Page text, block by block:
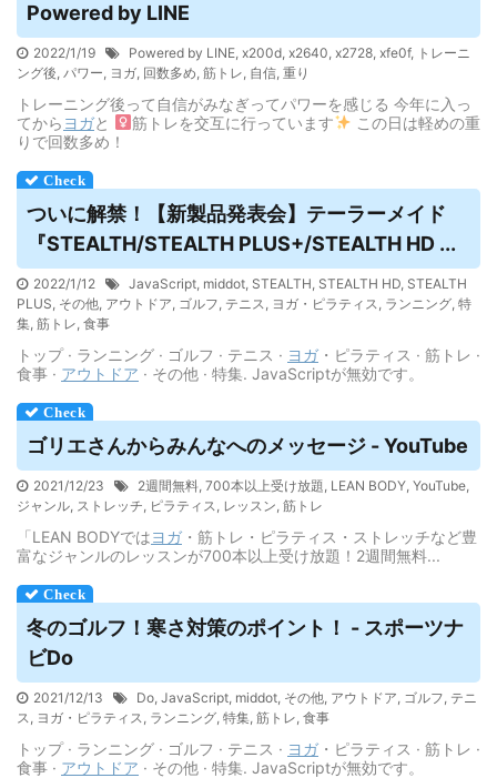
Powered by LINE
2022/1/19 Powered by LINE, x200d, x2640, x2728, xfe0f, トレーニ
ング後, パワー, ヨガ, 回数多め, 筋トレ, 自信, 重り
トレーニング後って自信がみなぎってパワーを感じる 今年に入っ
てから ヨガと ‍ 筋トレを交互に行っています
この日は軽めの重
りで回数多め！
ついに解禁！【新製品発表会】テーラーメイド
『STEALTH/STEALTH PLUS+/STEALTH HD ...
2022/1/12 JavaScript, middot, STEALTH, STEALTH HD, STEALTH
PLUS, その他, アウトドア, ゴルフ, テニス, ヨガ・ピラティス, ランニング, 特
集, 筋トレ, 食事
トップ · ランニング · ゴルフ · テニス · ヨガ ・ピラティス · 筋トレ ·
食事 · アウトドア · その他 · 特集. JavaScriptが無効です。
ゴリエさんからみんなへのメッセージ - YouTube
2021/12/23 2週間無料, 700本以上受け放題, LEAN BODY, YouTube,
ジャンル, ストレッチ, ピラティス, レッスン, 筋トレ
「LEAN BODYではヨガ ・筋トレ・ピラティス・ストレッチなど豊
富なジャンルのレッスンが700本以上受け放題！2週間無料...
冬のゴルフ！寒さ対策のポイント！ - スポーツナ
ビDo
2021/12/13 Do, JavaScript, middot, その他, アウトドア, ゴルフ, テニ
ス, ヨガ・ピラティス, ランニング, 特集, 筋トレ, 食事
トップ · ランニング · ゴルフ · テニス · ヨガ ・ピラティス · 筋トレ ·
食事 · アウトドア · その他 · 特集. JavaScriptが無効です。